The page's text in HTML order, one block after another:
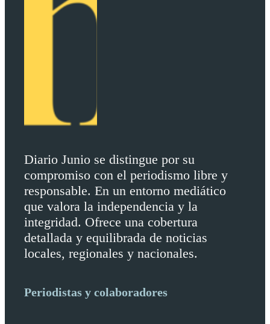
Diario Junio se distingue por su
compromiso con el periodismo libre y
responsable. En un entorno mediático
que valora la independencia y la
integridad. Ofrece una cobertura
detallada y equilibrada de noticias
locales, regionales y nacionales.
Periodistas y colaboradores